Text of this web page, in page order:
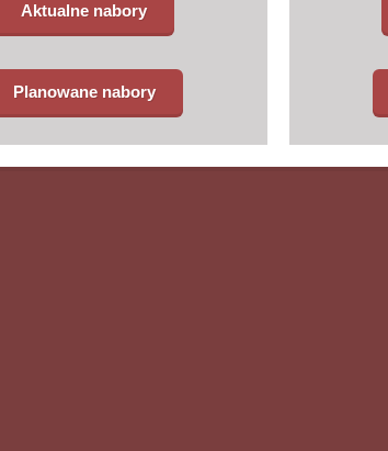
Aktualne nabory
Planowane nabory